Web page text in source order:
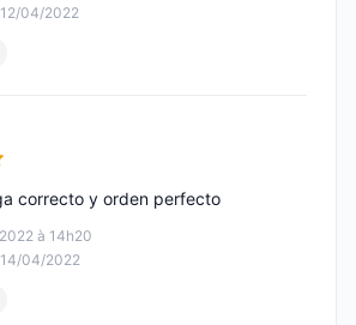
04/2022
à 14h20
04/2022
correcto y orden perfecto